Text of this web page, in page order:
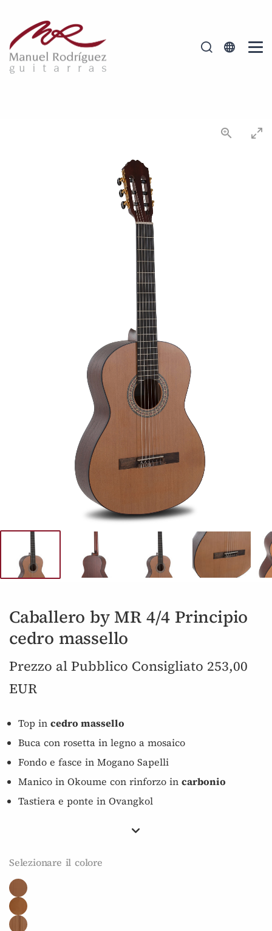
Caballero by MR 4/4 Principio
cedro massello
Prezzo al Pubblico Consigliato 253,00
EUR
Top in cedro massello
Buca con rosetta in legno a mosaico
Fondo e fasce in Mogano Sapelli
Manico in Okoume con rinforzo in carbonio
Tastiera e ponte in Ovangkol
Selezionare il colore